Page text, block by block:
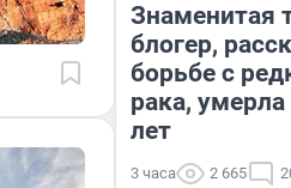
Знаменитая
блогер,
борьбе с
рака, умерла
лет
3 часа 2 665